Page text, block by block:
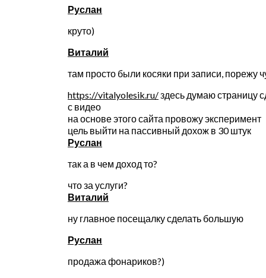
Руслан
круто)
Виталий
там просто были косяки при записи, порежу
https://vitalyolesik.ru/здесь думаю страницу
с видео
на основе этого сайта провожу эксперимент
цель выйти на пассивный дохож в 30 штук
Руслан
так а в чем доход то?
что за услуги?
Виталий
ну главное посещалку сделать большую
Руслан
продажа фонариков?)